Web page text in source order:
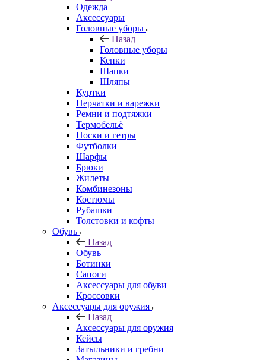
Одежда
Аксессуары
Головные уборы
Назад
Головные уборы
Кепки
Шапки
Шляпы
Куртки
Перчатки и варежки
Ремни и подтяжки
Термобельё
Носки и гетры
Футболки
Шарфы
Брюки
Жилеты
Комбинезоны
Костюмы
Рубашки
Толстовки и кофты
Обувь
Назад
Обувь
Ботинки
Сапоги
Аксессуары для обуви
Кроссовки
Аксессуары для оружия
Назад
Аксессуары для оружия
Кейсы
Затыльники и гребни